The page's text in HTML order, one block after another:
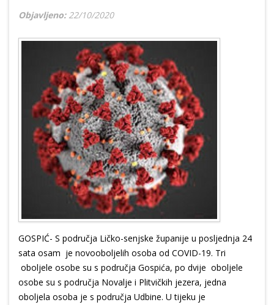
Objavljeno: 22/10/2020
GOSPIĆ- S područja Ličko-senjske županije u posljednja 24
sata osam je novooboljelih osoba od COVID-19. Tri
oboljele osobe su s područja Gospića, po dvije oboljele
osobe su s područja Novalje i Plitvičkih jezera, jedna
oboljela osoba je s područja Udbine. U tijeku je